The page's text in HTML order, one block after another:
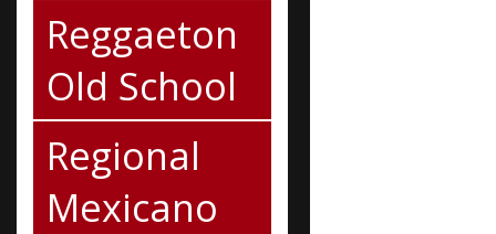
Reggaeton
Old School
Regional
Mexicano